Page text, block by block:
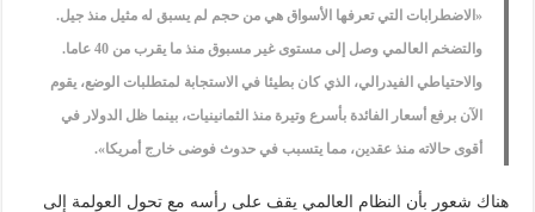
«الاضطرابات التي تعرفها الأسواق هي من حجم لم يسبق له مثيل منذ جيل.
والتضخم العالمي وصل إلى مستوى غير مسبوق منذ ما يقرب من 40 عاما.
والاحتياطي الفيدرالي، الذي كان بطيئا في الاستجابة لمتطلبات الوضع، يقوم
الآن برفع أسعار الفائدة بأسرع وتيرة منذ الثمانينيات، بينما ظل الدولار في
أقوى حالاته منذ عقدين، مما يتسبب في حدوث فوضى خارج أمريكا».
هناك شعور بأن النظام العالمي يقف على رأسه مع تحول العولمة إلى